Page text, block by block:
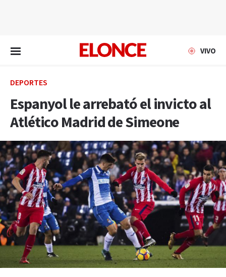
VIVO
DEPORTES
Espanyol le arrebató el invicto al
Atlético Madrid de Simeone